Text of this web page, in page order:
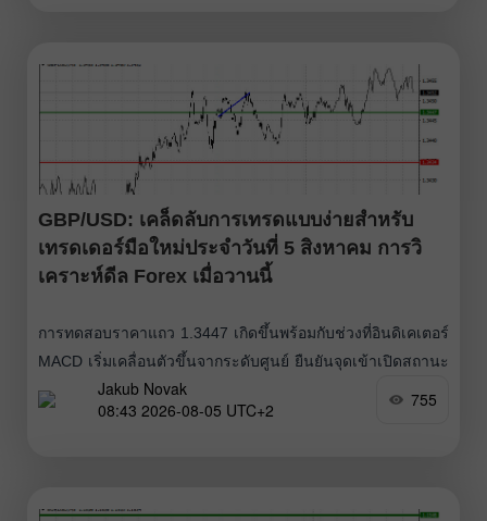
GBP/USD: เคล็ดลับการเทรดแบบง่ายสำหรับ
เทรดเดอร์มือใหม่ประจำวันที่ 5 สิงหาคม การวิ
เคราะห์ดีล Forex เมื่อวานนี้
การทดสอบราคาแถว 1.3447 เกิดขึ้นพร้อมกับช่วงที่อินดิเคเตอร์
MACD เริ่มเคลื่อนตัวขึ้นจากระดับศูนย์ ยืนยันจุดเข้าเปิดสถานะ
ซื้อเงินปอนด์ที่ถูกต้อง อย่างไรก็ตาม การปรับตัวขึ้นอย่างมีนัย
สำคัญของคู่เงินยังไม่เกิดขึ้น ข้อมูลเศรษฐกิจสหรัฐฯ ที่ออกมาน่า
Jakub Novak
08:43 2026-08-05 UTC+2
755